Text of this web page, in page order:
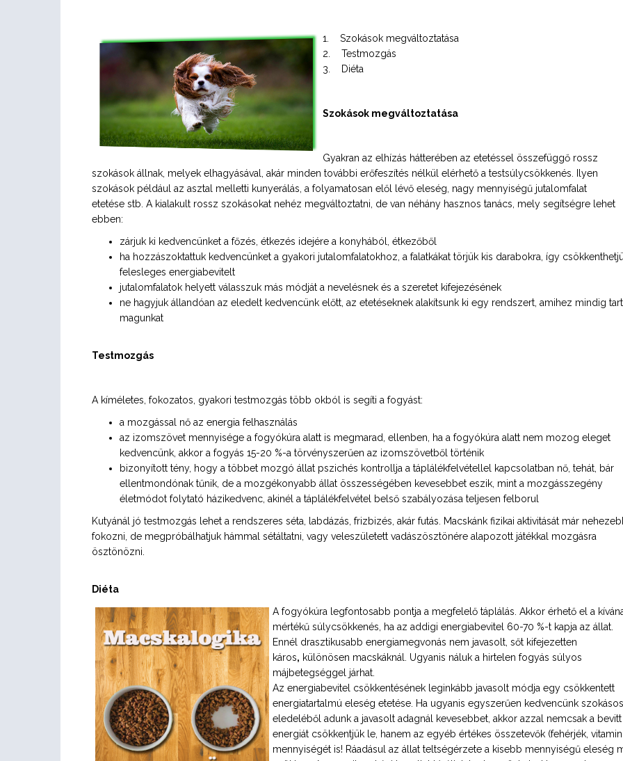
1. Szokások megváltoztatása
2. Testmozgás
3. Diéta
Szokások megváltoztatása
Gyakran az elhízás hátterében az etetéssel összefüggő rossz
szokások állnak, melyek elhagyásával, akár minden további erőfeszítés nélkül elérhető a testsúlycsökkenés. Ilyen
szokások például az asztal melletti kunyerálás, a folyamatosan elől lévő eleség, nagy mennyiségű jutalomfalat
etetése stb. A kialakult rossz szokásokat nehéz megváltoztatni, de van néhány hasznos tanács, mely segítségre lehet
ebben:
zárjuk ki kedvencünket a főzés, étkezés idejére a konyhából, étkezőből
ha hozzászoktattuk kedvencünket a gyakori jutalomfalatokhoz, a falatkákat törjük kis darabokra, így
felesleges energiabevitelt
jutalomfalatok helyett válasszuk más módját a nevelésnek és a szeretet kifejezésének
ne hagyjuk állandóan az eledelt kedvencünk előtt, az etetéseknek alakítsunk ki egy rendszert, amihez mindig
magunkat
Testmozgás
A kíméletes, fokozatos, gyakori testmozgás több okból is segíti a fogyást:
a mozgással nő az energia felhasználás
az izomszövet mennyisége a fogyókúra alatt is megmarad, ellenben, ha a fogyókúra alatt nem mozog eleget
kedvencünk, akkor a fogyás 15-20 %-a törvényszerűen az izomszövetből történik
bizonyított tény, hogy a többet mozgó állat pszichés kontrollja a táplálékfelvétellel kapcsolatban nő, tehát, bár
ellentmondónak tűnik, de a mozgékonyabb állat összességében kevesebbet eszik, mint a mozgásszegény
életmódot folytató házikedvenc, akinél a táplálékfelvétel belső szabályozása teljesen felborul
Kutyánál jó testmozgás lehet a rendszeres séta, labdázás, frizbizés, akár futás. Macskánk fizikai aktivitását már
fokozni, de megpróbálhatjuk hámmal sétáltatni, vagy veleszületett vadászösztönére alapozott játékkal mozgásra
ösztönözni.
Diéta
A fogyókúra legfontosabb pontja a megfelelő táplálás. Akkor érhető el a
mértékű súlycsökkenés, ha az addigi energiabevitel 60-70 %-t kapja az állat.
Ennél drasztikusabb energiamegvonás nem javasolt, sőt kifejezetten
káros, különösen macskáknál. Ugyanis náluk a hirtelen fogyás súlyos
májbetegséggel járhat.
Az energiabevitel csökkentésének leginkább javasolt módja egy csökkentett
energiatartalmú eleség etetése. Ha ugyanis egyszerűen kedvencünk szokásos
eledeléből adunk a javasolt adagnál kevesebbet, akkor azzal nemcsak a bevitt
energiát csökkentjük le, hanem az egyéb értékes összetevők (fehérjék,
mennyiségét is! Ráadásul az állat teltségérzete a kisebb mennyiségű eleség